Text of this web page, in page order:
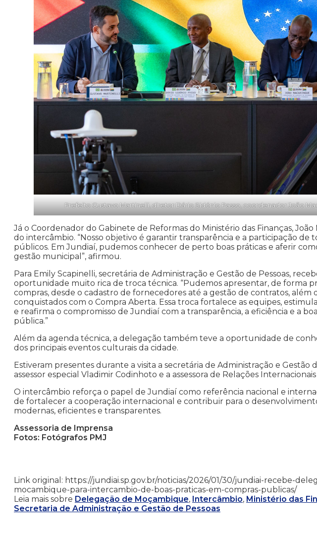
Prefeito Gustavo Martinelli, diretor Dário Sidónio Passo, coordenador João
Já o Coordenador do Gabinete de Reformas do Ministério das Finanças,
do intercâmbio. “Nosso objetivo é garantir transparência e a participação de
públicos. Em Jundiaí, pudemos conhecer de perto boas práticas e aferir
gestão municipal”, afirmou.
Para Emily Scapinelli, secretária de Administração e Gestão de Pessoas,
oportunidade muito rica de troca técnica. “Pudemos apresentar, de forma
compras, desde o cadastro de fornecedores até a gestão de contratos, além
conquistados com o Compra Aberta. Essa troca fortalece as equipes,
e reafirma o compromisso de Jundiaí com a transparência, a eficiência e a
pública.”
Além da agenda técnica, a delegação também teve a oportunidade de
dos principais eventos culturais da cidade.
Estiveram presentes durante a visita a secretária de Administração e Gestão
assessor especial Vladimir Codinhoto e a assessora de Relações
O intercâmbio reforça o papel de Jundiaí como referência nacional e
de fortalecer a cooperação internacional e contribuir para o
modernas, eficientes e transparentes.
Assessoria de Imprensa
Fotos: Fotógrafos PMJ
Link original: https://jundiai.sp.gov.br/noticias/2026/01/30/jundiai-recebe-
mocambique-para-intercambio-de-boas-praticas-em-compras-publicas/
Leia mais sobre Delegação de Moçambique, Intercâmbio, Ministério das
Secretaria de Administração e Gestão de Pessoas